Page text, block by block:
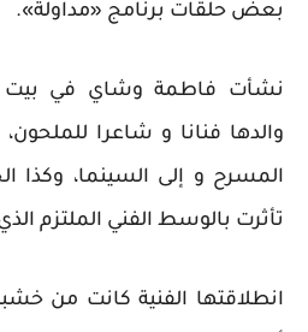
بعض حلقات برنامج «مداولة».
نشأت فاطمة وشاي في بيت
والدها فنانا و شاعرا
المسرح و إلى السينما، وكذا
تأثرت بالوسط الفني الملتزم
انطلاقتها الفنية كانت من